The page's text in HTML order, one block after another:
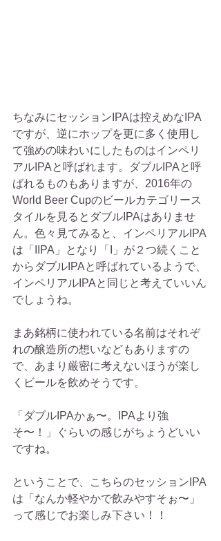
ちなみにセッションIPAは控えめなIPA
ですが、逆にホップを更に多く使用し
て強めの味わいにしたものはインペリ
アルIPAと呼ばれます。ダブルIPAと呼
ばれるものもありますが、2016年の
World Beer Cupのビールカテゴリース
タイルを見るとダブルIPAはありませ
ん。色々見てみると、インペリアルIPA
は「IIPA」となり「I」が２つ続くこと
からダブルIPAと呼ばれているようで、
インペリアルIPAと同じと考えていいん
でしょうね。
まあ銘柄に使われている名前はそれぞ
れの醸造所の想いなどもありますの
で、あまり厳密に考えないほうが楽し
くビールを飲めそうです。
「ダブルIPAかぁ〜。IPAより強
そ〜！」ぐらいの感じがちょうどいい
ですね。
ということで、こちらのセッションIPA
は「なんか軽やかで飲みやすそぉ〜」
って感じでお楽しみ下さい！！